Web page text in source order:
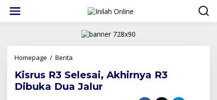
konten
Homepage / Berita
Selesai,
Akhirnya
R3
Kisrus R3 Selesai, Akhirnya R3
Dibuka Dua Jalur